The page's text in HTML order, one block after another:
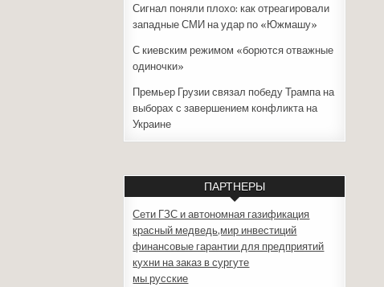
Сигнал поняли плохо: как отреагировали
западные СМИ на удар по «Южмашу»
С киевским режимом «борются отважные
одиночки»
Премьер Грузии связал победу Трампа на
выборах с завершением конфликта на
Украине
ПАРТНЕРЫ
Сети ГЗС и автономная газификация
красный медведь,мир инвестиций
финансовые гарантии для предприятий
кухни на заказ в сургуте
мы русские